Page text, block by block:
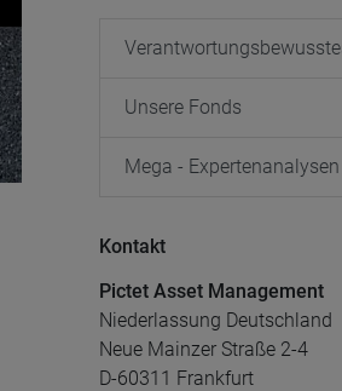
Unsere Fonds
Mega -
Kontakt
Pictet Asset Management
Niederlassung Deutschland
Neue Mainzer Straße 2-4
D-60311 Frankfurt